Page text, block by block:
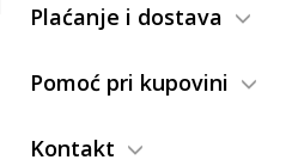
Plaćanje i dostava
Pomoć pri kupovini
Kontakt